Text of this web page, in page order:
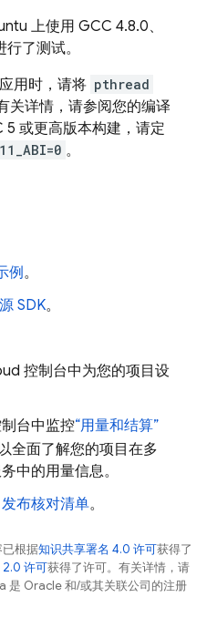
上使用 GCC 4.8.0、
了测试。
用时，请将 pthread
关详情，请参阅您的编译
或更高版本构建，请定
。
例。
SDK。
控制台中为您的项目设
台中监控“用量和结算”
全面了解您的项目在多
中的用量信息。
布核对清单。
根据知识共享署名 4.0 许可获得了
许可获得了许可。有关详情，请
是 Oracle 和/或其关联公司的注册